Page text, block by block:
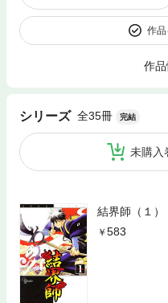
作
作
シリーズ 全35冊 完結
未購入
結界師（１）
583